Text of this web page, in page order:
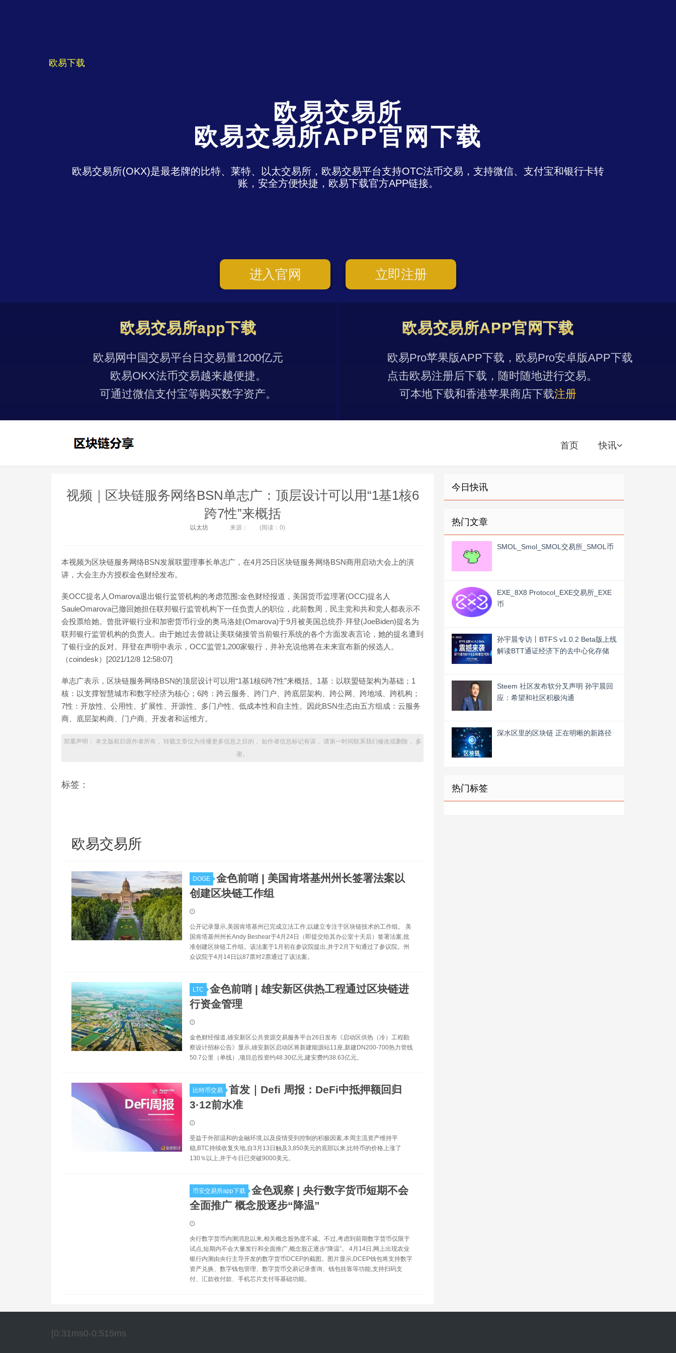
欧易下载
欧易交易所
欧易交易所APP官网下载
欧易交易所(OKX)是最老牌的比特、莱特、以太交易所，欧易交易平台支持OTC法币交易，支持微信、支付宝和银行卡转
账，安全方便快捷，欧易下载官方APP链接。
进入官网 立即注册
欧易交易所app下载
欧易网中国交易平台日交易量1200亿元
欧易OKX法币交易越来越便捷。
可通过微信支付宝等购买数字资产。
欧易交易所APP官网下载
欧易Pro苹果版APP下载，欧易Pro安卓版APP下载
点击欧易注册后下载，随时随地进行交易。
可本地下载和香港苹果商店下载注册
首页 快讯
视频｜区块链服务网络BSN单志广：顶层设计可以用“1基1核6
跨7性”来概括
以太坊 来源： (阅读：0)
本视频为区块链服务网络BSN发展联盟理事长单志广，在4月25日区块链服务网络BSN商用启动大会上的演
讲，大会主办方授权金色财经发布。
美OCC提名人Omarova退出银行监管机构的考虑范围:金色财经报道，美国货币监理署(OCC)提名人
SauleOmarova已撤回她担任联邦银行监管机构下一任负责人的职位，此前数周，民主党和共和党人都表示不
会投票给她。曾批评银行业和加密货币行业的奥马洛娃(Omarova)于9月被美国总统乔·拜登(JoeBiden)提名为
联邦银行监管机构的负责人。由于她过去曾就让美联储接管当前银行系统的各个方面发表言论，她的提名遭到
了银行业的反对。拜登在声明中表示，OCC监管1,200家银行，并补充说他将在未来宣布新的候选人。
（coindesk）[2021/12/8 12:58:07]
单志广表示，区块链服务网络BSN的顶层设计可以用“1基1核6跨7性”来概括。1基：以联盟链架构为基础；1
核：以支撑智慧城市和数字经济为核心；6跨：跨云服务、跨门户、跨底层架构、跨公网、跨地域、跨机构；
7性：开放性、公用性、扩展性、开源性、多门户性、低成本性和自主性。因此BSN生态由五方组成：云服务
商、底层架构商、门户商、开发者和运维方。
郑重声明： 本文版权归原作者所有， 转载文章仅为传播更多信息之目的， 如作者信息标记有误， 请第一时间联系我们修改或删除， 多
谢。
标签：
欧易交易所
DOGE
金色前哨 | 美国肯塔基州州长签署法案以
创建区块链工作组
公开记录显示,美国肯塔基州已完成立法工作,以建立专注于区块链技术的工作组。 美
国肯塔基州州长Andy Beshear于4月24日（即提交给其办公室十天后）签署法案,批
准创建区块链工作组。该法案于1月初在参议院提出,并于2月下旬通过了参议院。州
众议院于4月14日以87票对2票通过了该法案。
LTC
金色前哨 | 雄安新区供热工程通过区块链进
行资金管理
金色财经报道,雄安新区公共资源交易服务平台26日发布《启动区供热（冷）工程勘
察设计招标公告》显示,雄安新区启动区将新建能源站11座,新建DN200-700热力管线
50.7公里（单线）,项目总投资约48.30亿元,建安费约38.63亿元。
比特币交易
首发｜Defi 周报：DeFi中抵押额回归
3·12前水准
受益于外部温和的金融环境,以及疫情受到控制的积极因素,本周主流资产维持平
稳,BTC持续收复失地,自3月13日触及3,850美元的底部以来,比特币的价格上涨了
130％以上,并于今日已突破9000美元。
币安交易所app下载
金色观察 | 央行数字货币短期不会
全面推广 概念股逐步“降温”
央行数字货币内测消息以来,相关概念股热度不减。不过,考虑到前期数字货币仅限于
试点,短期内不会大量发行和全面推广,概念股正逐步“降温”。 4月14日,网上出现农业
银行内测由央行主导开发的数字货币DCEP的截图。图片显示,DCEP钱包将支持数字
资产兑换、数字钱包管理、数字货币交易记录查询、钱包挂靠等功能,支持扫码支
付、汇款收付款、手机芯片支付等基础功能。
今日快讯
热门文章
SMOL_Smol_SMOL交易所_SMOL币
EXE_8X8 Protocol_EXE交易所_EXE
币
孙宇晨专访丨BTFS v1.0.2 Beta版上线
解读BTT通证经济下的去中心化存储
Steem 社区发布软分叉声明 孙宇晨回
应：希望和社区积极沟通
深水区里的区块链 正在明晰的新路径
热门标签
[0:31ms0-0:515ms